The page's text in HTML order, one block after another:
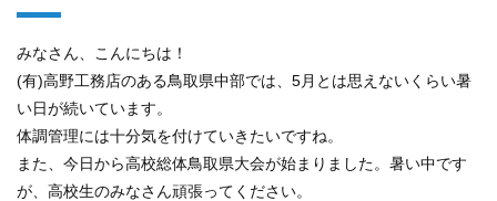
みなさん、こんにちは！
(有)高野工務店のある鳥取県中部では、5月とは思えないくらい暑
い日が続いています。
体調管理には十分気を付けていきたいですね。
また、今日から高校総体鳥取県大会が始まりました。暑い中です
が、高校生のみなさん頑張ってください。